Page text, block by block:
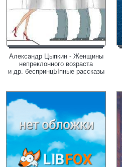
Александр Цыпкин - Женщины
непреклонного возраста
и др. беспринцЫпные рассказы